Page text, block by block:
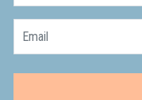
Email